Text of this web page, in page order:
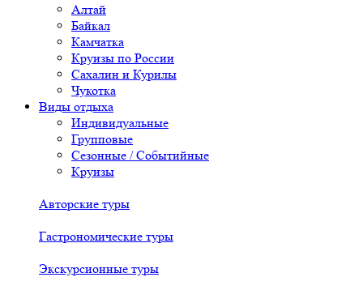
Алтай
Байкал
Камчатка
Круизы по России
Сахалин и Курилы
Чукотка
Виды отдыха
Индивидуальные
Групповые
Сезонные / Событийные
Круизы
Авторские туры
Гастрономические туры
Экскурсионные туры